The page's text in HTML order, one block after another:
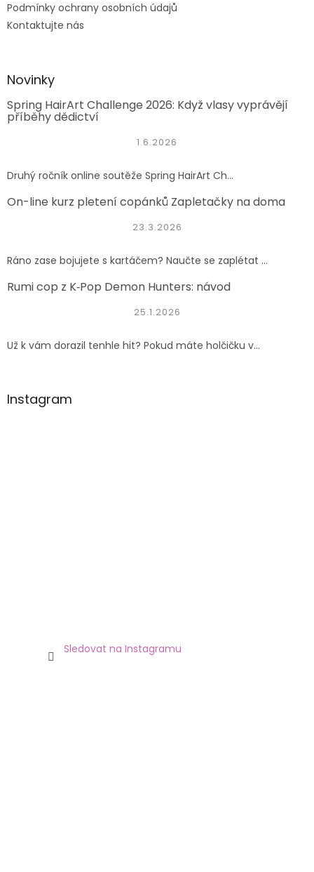
Podmínky ochrany osobních údajů
Kontaktujte nás
Novinky
Spring HairArt Challenge 2026: Když vlasy vyprávějí
příběhy dědictví
1.6.2026
Druhý ročník online soutěže Spring HairArt Ch...
On-line kurz pletení copánků Zapletačky na doma
23.3.2026
Ráno zase bojujete s kartáčem? Naučte se zaplétat ...
Rumi cop z K‑Pop Demon Hunters: návod
25.1.2026
Už k vám dorazil tenhle hit? Pokud máte holčičku v...
Instagram
Sledovat na Instagramu